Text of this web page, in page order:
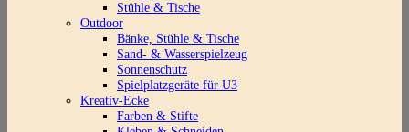
Stühle & Tische
Outdoor
Bänke, Stühle & Tische
Sand- & Wasserspielzeug
Sonnenschutz
Spielplatzgeräte für U3
Kreativ-Ecke
Farben & Stifte